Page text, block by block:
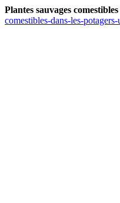
Plantes sauvages
comestibles-dans-les-